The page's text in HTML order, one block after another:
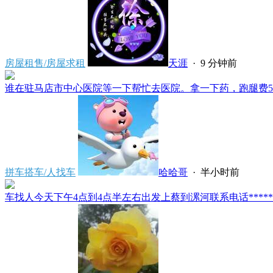
房屋租售/房屋求租 天涯 · 9 分钟前
谁在驻马店市中心医院等一下帮忙去医院。拿一下药，跑腿费
拼车搭车/人找车 哈哈哥 · 半小时前
车找人今天下午4点到4点半左右出发上蔡到漯河联系电话